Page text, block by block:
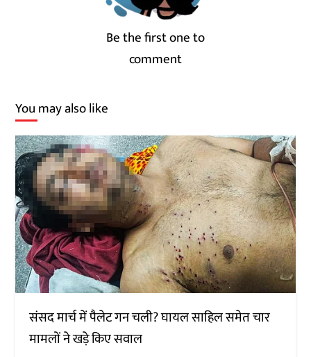
Be the first one to
comment
You may also like
संसद मार्च में पैलेट गन चली? घायल साहिल समेत चार
मामलों ने खड़े किए सवाल